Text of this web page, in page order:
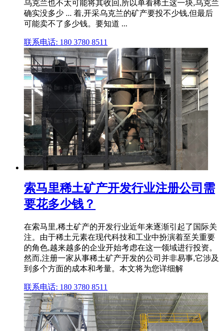
乌克兰也不太可能将其收回,所以单看稀土这一块,乌克兰
确实没多少 ... 着,开采乌克兰的矿产要投不少钱,但最后
可能卖不了多少钱。要知道 ...
联系电话: 180 3780 8511
索马里稀土矿产开发行业注册公司需
要花多少钱？
在索马里,稀土矿产的开发行业近年来逐渐引起了国际关
注。由于稀土元素在现代科技和工业中扮演着至关重要
的角色,越来越多的企业开始考虑在这一领域进行投资。
然而,注册一家从事稀土矿产开发的公司并非易事,它涉及
到多个方面的成本和考量。本文将为您详细解
联系电话: 180 3780 8511